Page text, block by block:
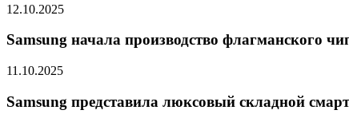
12.10.2025
Samsung начала производство флагманского
11.10.2025
Samsung представила люксовый складной